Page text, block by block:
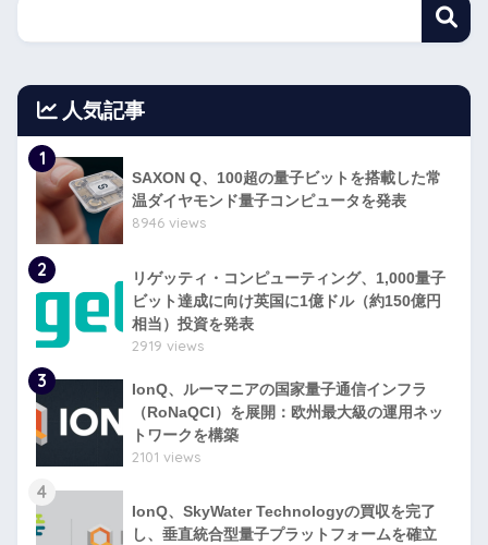
人気記事
1
SAXON Q、100超の量子ビットを搭載した常
温ダイヤモンド量子コンピュータを発表
8946 views
2
リゲッティ・コンピューティング、1,000量子
ビット達成に向け英国に1億ドル（約150億円
相当）投資を発表
2919 views
3
IonQ、ルーマニアの国家量子通信インフラ
（RoNaQCI）を展開：欧州最大級の運用ネッ
トワークを構築
2101 views
4
IonQ、SkyWater Technologyの買収を完了
し、垂直統合型量子プラットフォームを確立